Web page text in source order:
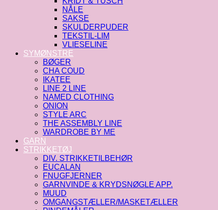
NÅLE
SAKSE
SKULDERPUDER
TEKSTIL-LIM
VLIESELINE
SYMØNSTRE
BØGER
CHA COUD
IKATEE
LINE 2 LINE
NAMED CLOTHING
ONION
STYLE ARC
THE ASSEMBLY LINE
WARDROBE BY ME
GARN
STRIKKETØJ
DIV. STRIKKETILBEHØR
EUCALAN
FNUGFJERNER
GARNVINDE & KRYDSNØGLE APP.
MUUD
OMGANGSTÆLLER/MASKETÆLLER